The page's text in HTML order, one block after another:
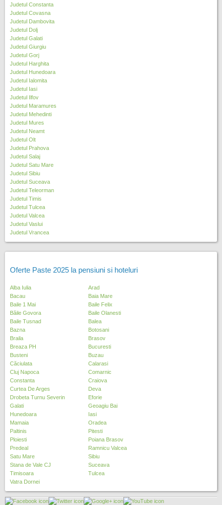
Judetul Constanta
Judetul Covasna
Judetul Dambovita
Judetul Dolj
Judetul Galati
Judetul Giurgiu
Judetul Gorj
Judetul Harghita
Judetul Hunedoara
Judetul Ialomita
Judetul Iasi
Judetul Ilfov
Judetul Maramures
Judetul Mehedinti
Judetul Mures
Judetul Neamt
Judetul Olt
Judetul Prahova
Judetul Salaj
Judetul Satu Mare
Judetul Sibiu
Judetul Suceava
Judetul Teleorman
Judetul Timis
Judetul Tulcea
Judetul Valcea
Judetul Vaslui
Judetul Vrancea
Oferte Paste 2025 la pensiuni si hoteluri
Alba Iulia
Arad
Bacau
Baia Mare
Baile 1 Mai
Baile Felix
Băile Govora
Baile Olanesti
Baile Tusnad
Balea
Bazna
Botosani
Braila
Brasov
Breaza PH
Bucuresti
Busteni
Buzau
Căciulata
Calarasi
Cluj Napoca
Comarnic
Constanta
Craiova
Curtea De Arges
Deva
Drobeta Turnu Severin
Eforie
Galati
Geoagiu Bai
Hunedoara
Iasi
Mamaia
Oradea
Paltinis
Pitesti
Ploiesti
Poiana Brasov
Predeal
Ramnicu Valcea
Satu Mare
Sibiu
Stana de Vale CJ
Suceava
Timisoara
Tulcea
Vatra Dornei